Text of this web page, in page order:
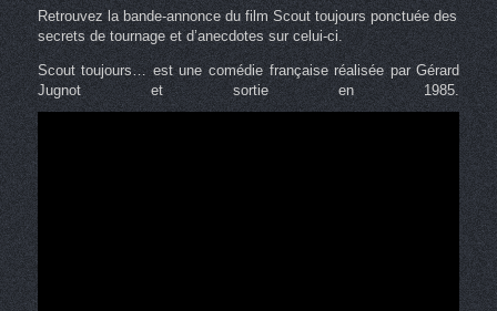
Retrouvez la bande-annonce du film Scout toujours ponctuée des
secrets de tournage et d’anecdotes sur celui-ci.
Scout toujours… est une comédie française réalisée par Gérard
Jugnot et sortie en 1985.